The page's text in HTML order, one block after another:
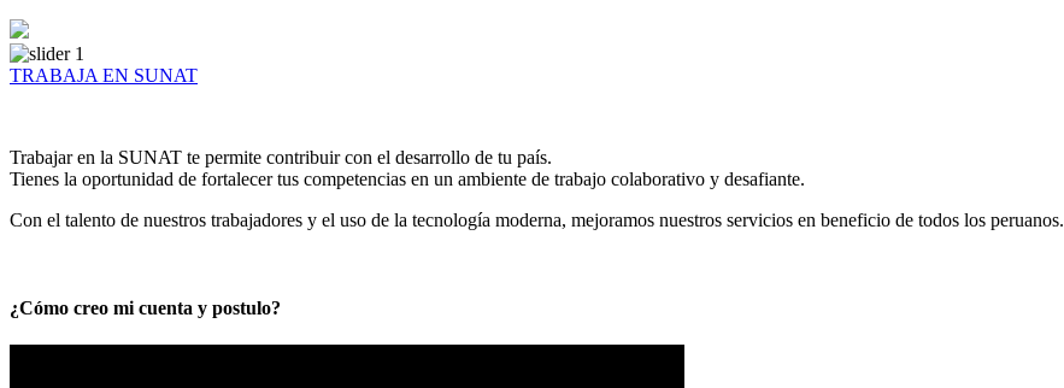
TRABAJA EN SUNAT
Trabajar en la SUNAT te permite contribuir con el desarrollo de tu país.
Tienes la oportunidad de fortalecer tus competencias en un ambiente de trabajo colaborativo y desafiante.
Con el talento de nuestros trabajadores y el uso de la tecnología moderna, mejoramos nuestros servicios en beneficio de todos los peruanos.
¿Cómo creo mi cuenta y postulo?